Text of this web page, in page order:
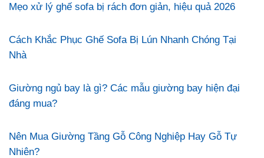
Mẹo xử lý ghế sofa bị rách đơn giản, hiệu quả 2026
Cách Khắc Phục Ghế Sofa Bị Lún Nhanh Chóng Tại
Nhà
Giường ngủ bay là gì? Các mẫu giường bay hiện đại
đáng mua?
Nên Mua Giường Tầng Gỗ Công Nghiệp Hay Gỗ Tự
Nhiên?